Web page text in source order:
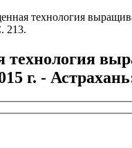
технология
213.
г. -